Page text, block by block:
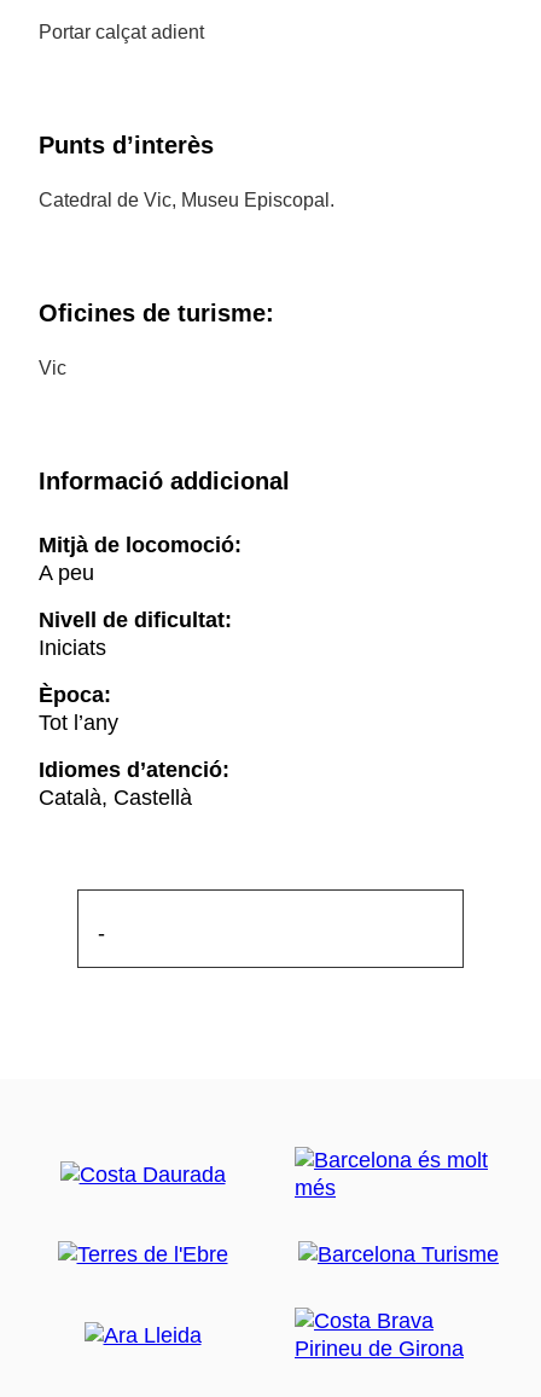
Portar calçat adient
Punts d’interès
Catedral de Vic, Museu Episcopal.
Oficines de turisme:
Vic
Informació addicional
Mitjà de locomoció:
A peu
Nivell de dificultat:
Iniciats
Època:
Tot l’any
Idiomes d’atenció:
Català, Castellà
-